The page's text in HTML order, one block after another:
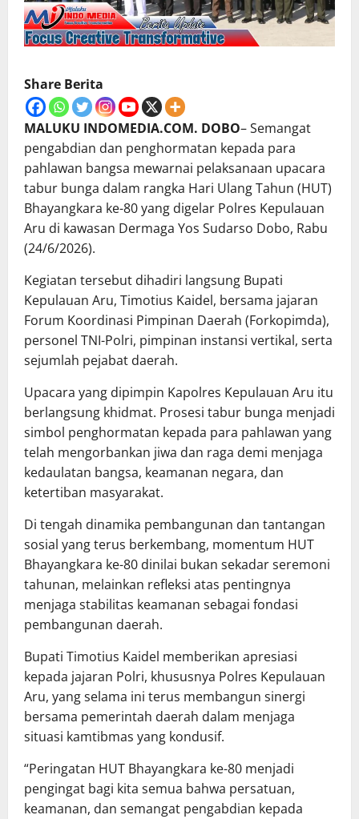
Share Berita
MALUKU INDOMEDIA.COM. DOBO– Semangat
pengabdian dan penghormatan kepada para
pahlawan bangsa mewarnai pelaksanaan upacara
tabur bunga dalam rangka Hari Ulang Tahun (HUT)
Bhayangkara ke-80 yang digelar Polres Kepulauan
Aru di kawasan Dermaga Yos Sudarso Dobo, Rabu
(24/6/2026).
Kegiatan tersebut dihadiri langsung Bupati
Kepulauan Aru, Timotius Kaidel, bersama jajaran
Forum Koordinasi Pimpinan Daerah (Forkopimda),
personel TNI-Polri, pimpinan instansi vertikal, serta
sejumlah pejabat daerah.
Upacara yang dipimpin Kapolres Kepulauan Aru itu
berlangsung khidmat. Prosesi tabur bunga menjadi
simbol penghormatan kepada para pahlawan yang
telah mengorbankan jiwa dan raga demi menjaga
kedaulatan bangsa, keamanan negara, dan
ketertiban masyarakat.
Di tengah dinamika pembangunan dan tantangan
sosial yang terus berkembang, momentum HUT
Bhayangkara ke-80 dinilai bukan sekadar seremoni
tahunan, melainkan refleksi atas pentingnya
menjaga stabilitas keamanan sebagai fondasi
pembangunan daerah.
Bupati Timotius Kaidel memberikan apresiasi
kepada jajaran Polri, khususnya Polres Kepulauan
Aru, yang selama ini terus membangun sinergi
bersama pemerintah daerah dalam menjaga
situasi kamtibmas yang kondusif.
“Peringatan HUT Bhayangkara ke-80 menjadi
pengingat bagi kita semua bahwa persatuan,
keamanan, dan semangat pengabdian kepada